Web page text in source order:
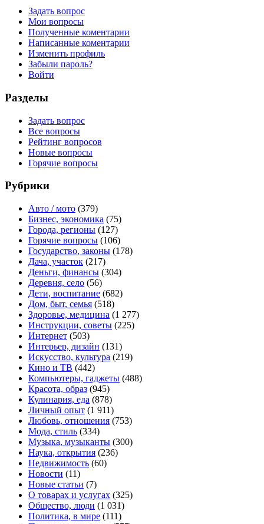
Задать вопрос
Мои вопросы
Полученные коментарии
Написанные коментарии
Изменить профиль
Забыли пароль?
Войти
Разделы
Задать вопрос
Все вопросы
Рейтинг вопросов
Новые вопросы
Горячие вопросы
Рубрики
Авто / мото (379)
Бизнес, экономика (75)
Города, регионы (127)
Горячие вопросы (106)
Государство, законы (178)
Дача, участок (217)
Деньги, финансы (304)
Деревня, село (56)
Дети, воспитание (682)
Дом, быт, семья (518)
Здоровье, медицина (1 277)
Инструкции, советы (225)
Интернет (503)
Интерьер, дизайн (131)
Искусство, культура (219)
Кино и ТВ (442)
Компьютеры, гаджеты (488)
Красота, образ (945)
Кулинария, еда (878)
Личный опыт (1 911)
Любовь, отношения (753)
Мода, стиль (334)
Музыка, музыканты (300)
Наука, открытия (236)
Недвижимость (60)
Новости (11)
Новые статьи (7)
О товарах и услугах (325)
Общество, люди (1 031)
Политика, в мире (111)